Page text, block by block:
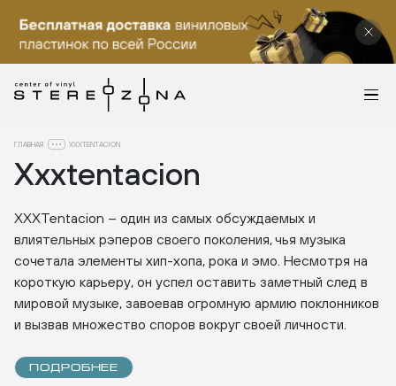
ГЛАВНАЯ XXXTENTACION
Xxxtentacion
XXXTentacion – один из самых обсуждаемых и
влиятельных рэперов своего поколения, чья музыка
сочетала элементы хип-хопа, рока и эмо. Несмотря на
короткую карьеру, он успел оставить заметный след в
мировой музыке, завоевав огромную армию поклонников
и вызвав множество споров вокруг своей личности.
ПОДРОБНЕЕ